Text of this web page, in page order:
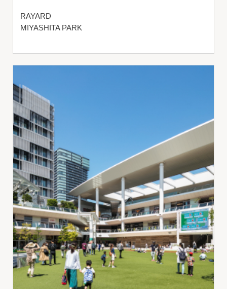
RAYARD
MIYASHITA PARK